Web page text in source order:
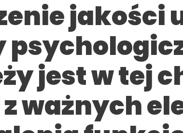
jakości
jest w tej
ważnych